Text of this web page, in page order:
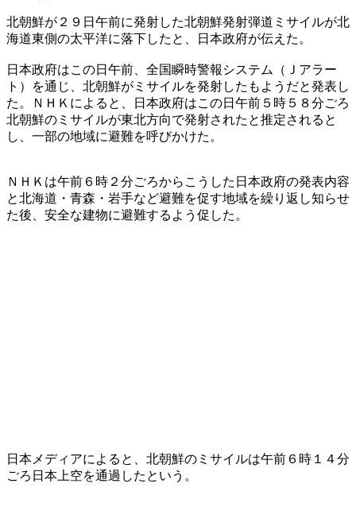
北朝鮮が２９日午前に発射した北朝鮮発射弾道ミサイルが北
海道東側の太平洋に落下したと、日本政府が伝えた。
日本政府はこの日午前、全国瞬時警報システム（Ｊアラー
ト）を通じ、北朝鮮がミサイルを発射したもようだと発表し
た。ＮＨＫによると、日本政府はこの日午前５時５８分ごろ
北朝鮮のミサイルが東北方向で発射されたと推定されると
し、一部の地域に避難を呼びかけた。
ＮＨＫは午前６時２分ごろからこうした日本政府の発表内容
と北海道・青森・岩手など避難を促す地域を繰り返し知らせ
た後、安全な建物に避難するよう促した。
日本メディアによると、北朝鮮のミサイルは午前６時１４分
ごろ日本上空を通過したという。